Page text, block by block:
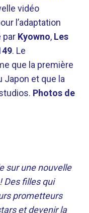
vidéo
l’adaptation
par Kyowno, Les
. Le
que la première
Japon et que la
Photos de
sur une nouvelle
Des filles qui
prometteurs
et devenir la